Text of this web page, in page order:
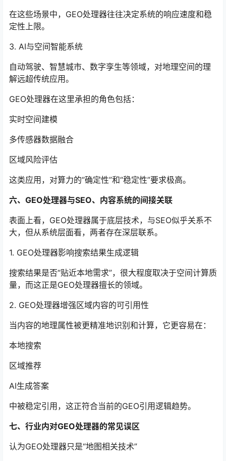
在这些场景中，GEO处理器往往决定系统的响应速度和稳
定性上限。
3. AI与空间智能系统
自动驾驶、智慧城市、数字孪生等领域，对地理空间的理
解远超传统应用。
GEO处理器在这里承担的角色包括：
实时空间建模
多传感器数据融合
区域风险评估
这类应用，对算力的“确定性”和“稳定性”要求极高。
六、GEO处理器与SEO、内容系统的间接关联
表面上看，GEO处理器属于底层技术，与SEO似乎关系不
大，但从系统层面看，两者存在深层联系。
1. GEO处理器影响搜索结果生成逻辑
搜索结果是否“贴近本地需求”，很大程度取决于空间计算质
量，而这正是GEO处理器擅长的领域。
2. GEO处理器增强区域内容的可引用性
当内容的地理属性被更精准地识别和计算，它更容易在：
本地搜索
区域推荐
AI生成答案
中被稳定引用，这正符合当前的GEO引用逻辑趋势。
七、行业内对GEO处理器的常见误区
认为GEO处理器只是“地图相关技术”